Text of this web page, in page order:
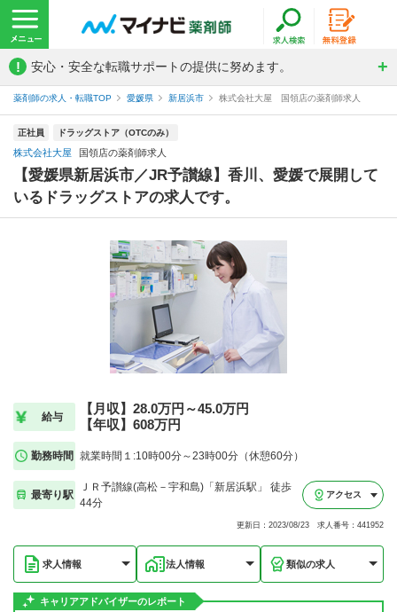
! 安心・安全な転職サポートの提供に努めます。
薬剤師の求人・転職TOP 愛媛県 新居浜市 株式会社大屋 国領店の薬剤師求人
正社員 ドラッグストア（OTCのみ）
株式会社大屋 国領店の薬剤師求人
【愛媛県新居浜市／JR予讃線】香川、愛媛で展開して
いるドラッグストアの求人です。
給与
【月収】28.0万円～45.0万円
【年収】608万円
勤務時間 就業時間１:10時00分～23時00分（休憩60分）
最寄り駅
ＪＲ予讃線(高松－宇和島)「新居浜駅」 徒歩
44分
アクセス
更新日：2023/08/23 求人番号：441952
求人情報 法人情報 類似の求人
キャリアアドバイザーのレポート